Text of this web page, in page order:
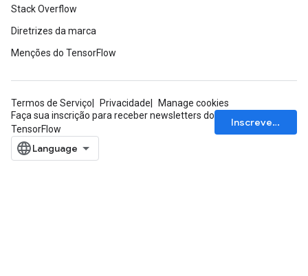
Stack Overflow
Diretrizes da marca
Menções do TensorFlow
Termos de Serviço Privacidade
Manage cookies
Faça sua inscrição para receber newsletters do
TensorFlow
Inscrever-se